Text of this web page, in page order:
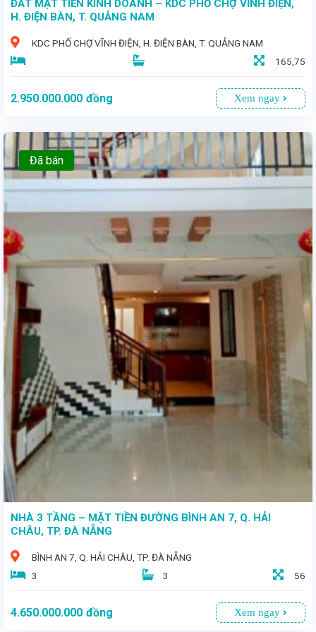
ĐẤT MẶT TIỀN KINH DOANH – KDC PHỐ CHỢ VĨNH ĐIỆN,
H. ĐIỆN BÀN, T. QUẢNG NAM
KDC PHỐ CHỢ VĨNH ĐIỆN, H. ĐIỆN BÀN, T. QUẢNG NAM
165,75
2.950.000.000 đồng Xem ngay
Đã bán
NHÀ 3 TẦNG – MẶT TIỀN ĐƯỜNG BÌNH AN 7, Q. HẢI
CHÂU, TP. ĐÀ NẴNG
BÌNH AN 7, Q. HẢI CHÂU, TP. ĐÀ NẴNG
3
3 56
4.650.000.000 đồng Xem ngay